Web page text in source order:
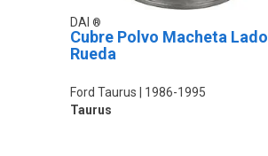
DAI
Cubre Polvo Macheta Lado
Rueda
Ford Taurus
1986-1995
Taurus